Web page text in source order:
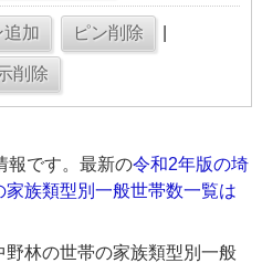
報です。最新の令和2年版の埼
族類型別一般世帯数一覧は
林の世帯の家族類型別一般